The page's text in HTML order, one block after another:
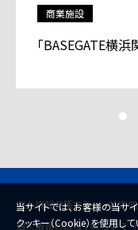
商業施設
「BASEGATE横浜
個人情報保護方針
特定
個人情報の取扱いについて
当サイトでは、お客様の当サ
クッキー（Cookie）を使用して